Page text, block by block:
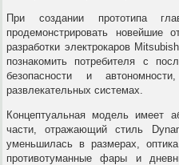
При создании прототипа
продемонстрировать новейшие
разработки электрокаров
познакомить потребителя с
безопасности и
развлекательных системах.
Концептуальная модель имеет
части, отражающий стиль
уменьшилась в размерах,
противотуманные фары и